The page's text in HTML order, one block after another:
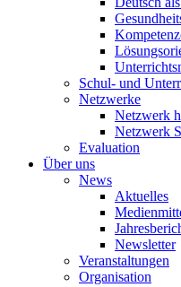
Schul- und
Netzwerke
Netzwerk
Netzwerk
Evaluation
Über uns
News
Aktuelles
Newsletter
Veranstaltungen
Organisation